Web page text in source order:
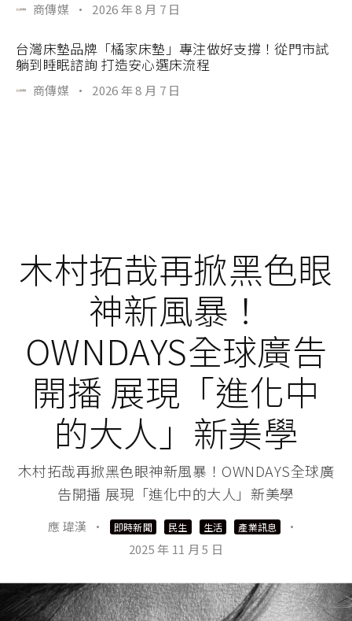
商傳媒 · 2026 年 8 月 7 日
台灣床墊品牌「橘家床墊」專注做好支撐！從門市試
躺到睡眠諮詢 打造安心選床流程
商傳媒 · 2026 年 8 月 7 日
木村拓哉再掀黑色眼
神新風暴！
OWNDAYS全球廣告
開播 展現「進化中
的大人」新美學
木村拓哉再掀黑色眼神新風暴！OWNDAYS全球廣
告開播 展現「進化中的大人」新美學
應 瑋漢 · 即時新聞 民生 生活 產業訊息
·
2025 年 11 月 5 日